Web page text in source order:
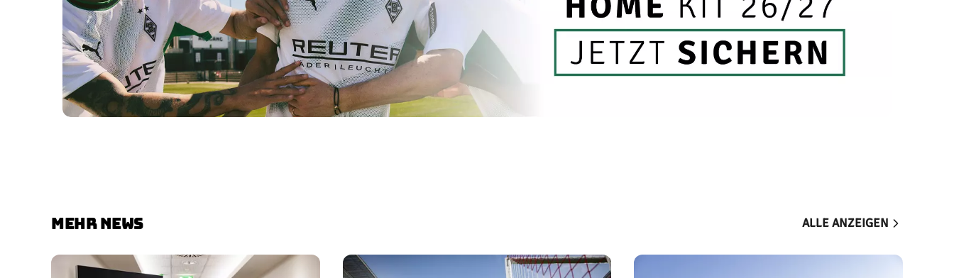
MEHR NEWS ALLE ANZEIGEN